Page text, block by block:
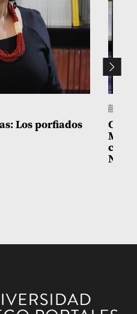
Los porfiados
con
Niñez